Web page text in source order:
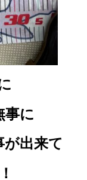
事に
出来て